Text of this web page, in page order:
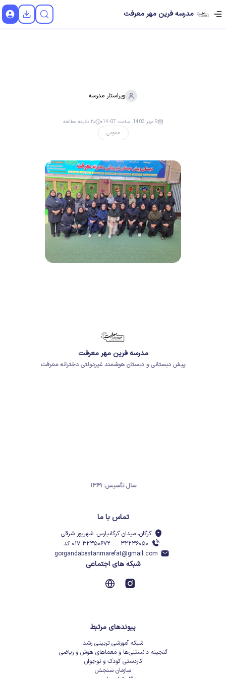
مدرسه فرین مهر معرفت
ویراستار مدرسه
عمومی
9 مهر 1403، ساعت 14:07 ۲۰ دقیقه مطالعه
مدرسه فرین مهر معرفت
پیش دبستانی و دبستان هوشمند غیردولتی دخترانه معرفت
سال تأسیس: ۱۳۶۹
تماس با ما
گرگان، میدان گرگانپارس، شهریور شرقی
۳۲۲۳۶۰۵۰ ... ۳۲۳۵۰۶۷۲ ۰۱۷ کد
gorgandabestanmarefat@gmail.com
شبکه های اجتماعی
پیوندهای مرتبط
شبکه آموزشی تربیتی رشد
گنجینه دانستنی‌ها و معماهای هوش و ریاضی
کاردستی کودک و نوجوان
سازمان سنجش